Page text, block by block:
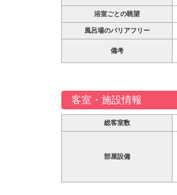
浴室ごとの眺望
風呂場のバリアフリー
備考
客室・施設情報
総客室数
部屋設備